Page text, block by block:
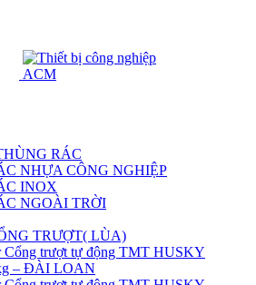
RÁC
NHỰA CÔNG NGHIỆP
INOX
NGOÀI TRỜI
TRƯỢT( LÙA)
Cổng trượt tự động TMT HUSKY
– ĐÀI LOAN